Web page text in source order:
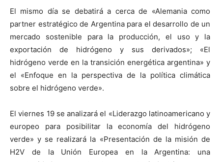
El mismo día se debatirá a cerca de «Alemania como
partner estratégico de Argentina para el desarrollo de un
mercado sostenible para la producción, el uso y la
exportación de hidrógeno y sus derivados»; «El
hidrógeno verde en la transición energética argentina» y
el «Enfoque en la perspectiva de la política climática
sobre el hidrógeno verde».
El viernes 19 se analizará el «Liderazgo latinoamericano y
europeo para posibilitar la economía del hidrógeno
verde» y se realizará la «Presentación de la misión de
H2V de la Unión Europea en la Argentina: una